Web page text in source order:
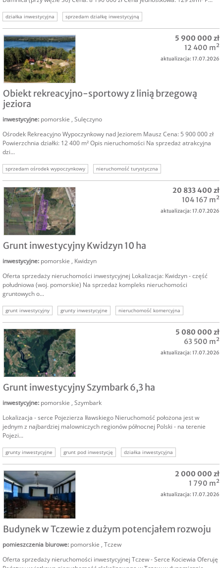
działka inwestycyjna
sprzedam działkę inwestycyjną
sprzedam grunt inwestycyjny
grunty inwestycyjne
nieruchomości inwestycyjne
nieruchomość inwestycyjna
Obiekt rekreacyjno-sportowy z linią brzegową
jeziora
inwestycyjne: pomorskie , Sulęczyno
Ośrodek Rekreacyjno Wypoczynkowy nad Jeziorem Mausz Cena: 5 900 000 zł
Powierzchnia działki: 12 400 m² Opis nieruchomości Na sprzedaż atrakcyjna
dzi...
sprzedam ośrodek wypoczynkowy
nieruchomość turystyczna
inwestor ośrodek wypoczynkowy
nieruchomość komercyjna
5 900 000 zł
12 400 m²
aktualizacja: 17.07.2026
Grunt inwestycyjny Kwidzyn 10 ha
inwestycyjne: pomorskie , Kwidzyn
Oferta sprzedaży nieruchomości inwestycyjnej Lokalizacja: Kwidzyn - część
południowa (woj. pomorskie) Na sprzedaż kompleks nieruchomości
gruntowych o...
grunt inwestycyjny grunty inwestycyjne
nieruchomość komercyjna
sprzedam grunt inwestycyjny
sprzedam działkę inwestycyjną
nieruchomość inwestycyjna
20 833 400 zł
104 167 m²
aktualizacja: 17.07.2026
Grunt inwestycyjny Szymbark 6,3 ha
inwestycyjne: pomorskie , Szymbark
Lokalizacja - serce Pojezierza Iławskiego Nieruchomość położona jest w
jednym z najbardziej malowniczych regionów północnej Polski - na terenie
Pojezi...
grunty inwestycyjne grunt pod inwestycję
działka inwestycyjna
działka komercyjna
sprzedam grunt sprzedam grunt inwestycyjny
5 080 000 zł
63 500 m²
aktualizacja: 17.07.2026
Budynek w Tczewie z dużym potencjałem rozwoju
pomieszczenia biurowe: pomorskie , Tczew
Oferta sprzedaży nieruchomości inwestycyjnej Tczew - Serce Kociewia Oferuję
2 000 000 zł
1 790 m²
aktualizacja: 17.07.2026